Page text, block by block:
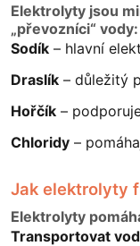
Elektrolyty jsou
„převozníci“ vody:
Sodík – hlavní
Draslík – důležitý
Hořčík –
Chloridy –
Jak elektrolyty
Elektrolyty
Transportovat